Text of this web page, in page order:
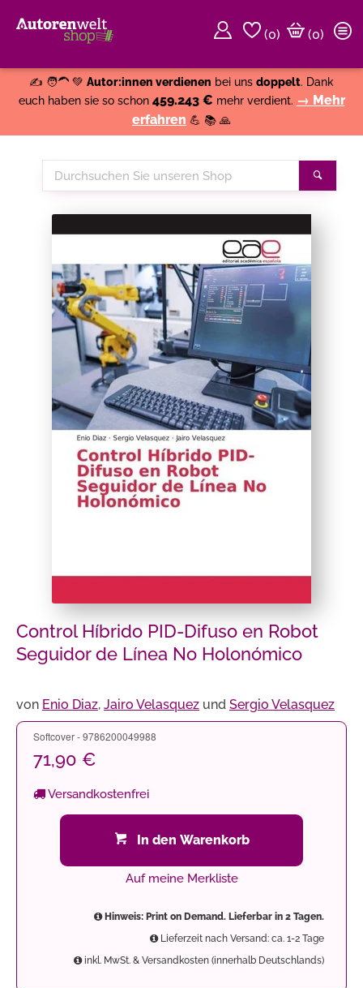
(0)
(0)
✍️ 🧑‍🦱 💚 Autor:innen verdienen bei uns doppelt. Dank
euch haben sie so schon 459.243 € mehr verdient. → Mehr
erfahren 💪 📚 🙏
Durchsuchen
Sie
Control Híbrido PID-Difuso en Robot
Seguidor de Línea No Holonómico
von Enio Diaz, Jairo Velasquez und Sergio Velasquez
Softcover - 9786200049988
71,90 €
Versandkostenfrei
In den Warenkorb
Auf meine Merkliste
Hinweis: Print on Demand. Lieferbar in 2 Tagen.
Lieferzeit nach Versand: ca. 1-2 Tage
inkl. MwSt. & Versandkosten (innerhalb Deutschlands)